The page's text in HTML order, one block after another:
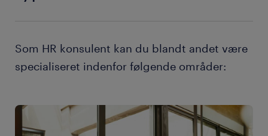
Som HR konsulent kan du blandt andet være
specialiseret indenfor følgende områder: